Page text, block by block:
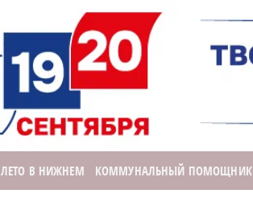
ЛЕТО В НИЖНЕМ КОММУНАЛЬНЫЙ ПОМОЩНИК